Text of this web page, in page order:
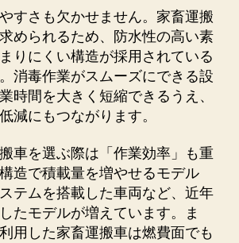
安
全
性・
効
率
性
を
め
る
導
入
ガ
イ
すさも欠かせません。家畜運搬
められるため、防水性の高い素
りにくい構造が採用されている
消毒作業がスムーズにできる設
時間を大きく短縮できるうえ、
減にもつながります。
車を選ぶ際は「作業効率」も重
造で積載量を増やせるモデル
テムを搭載した車両など、近年
たモデルが増えています。ま
用した家畜運搬車は燃費面でも